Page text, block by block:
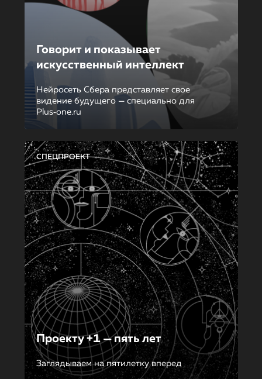
Говорит и показывает
искусственный интеллект
Нейросеть Сбера представляет свое
видение будущего — специально для
Plus‑one.ru
СПЕЦПРОЕКТ
Проекту +1 — пять лет
Заглядываем на пятилетку вперед